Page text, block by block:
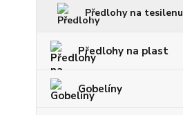
Předlohy na tesilenu
Předlohy na plast
Gobelíny